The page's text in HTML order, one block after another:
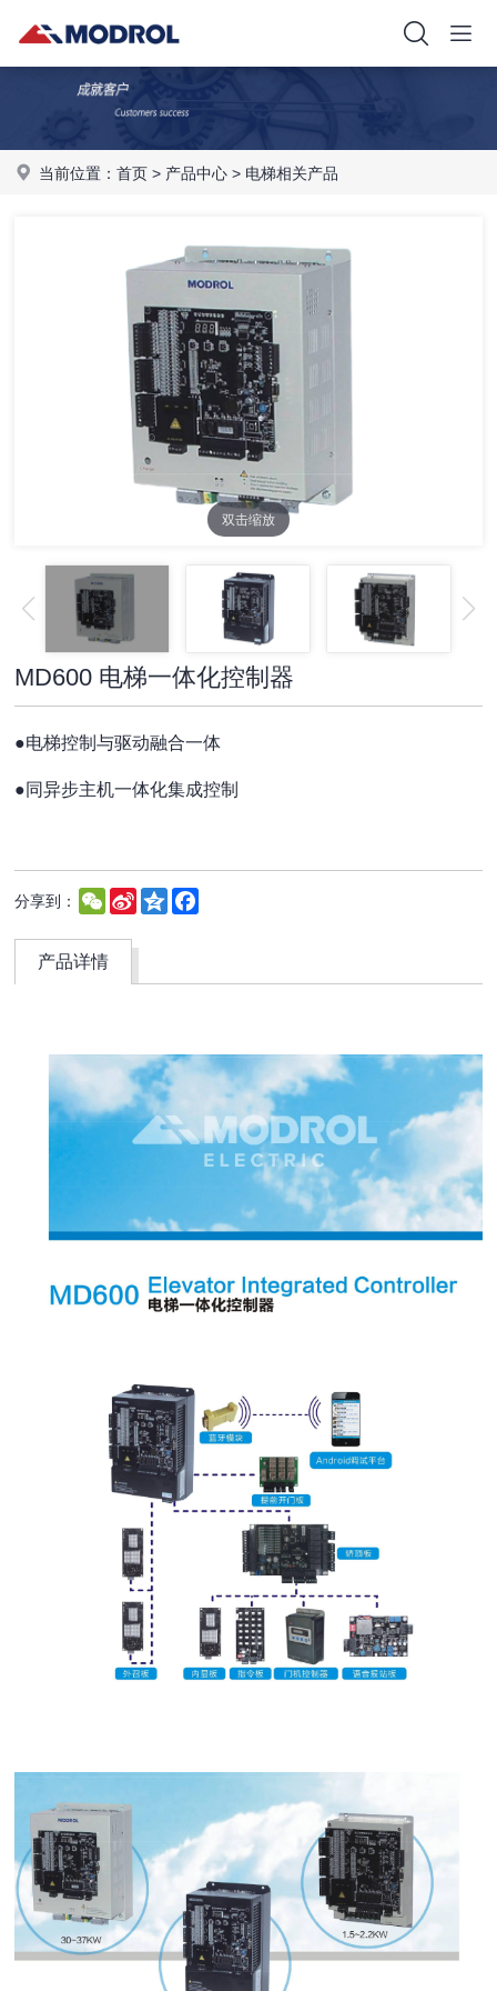
当前位置：首页 > 产品中心 > 电梯相关产品
双击缩放
MD600 电梯一体化控制器
●电梯控制与驱动融合一体
●同异步主机一体化集成控制
分享到： WeChat
Sina
Weibo
Qzone
产品详情